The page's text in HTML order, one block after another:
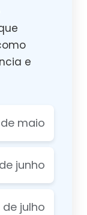
e
maio
junho
de julho